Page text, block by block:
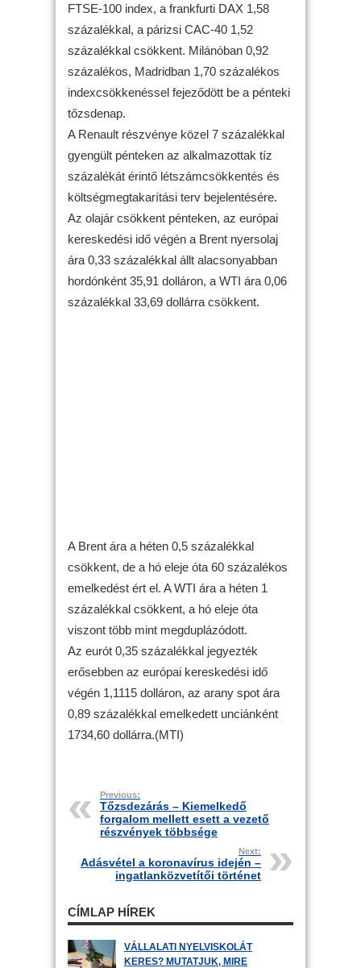
FTSE-100 index, a frankfurti DAX 1,58
százalékkal, a párizsi CAC-40 1,52
százalékkal csökkent. Milánóban 0,92
százalékos, Madridban 1,70 százalékos
indexcsökkenéssel fejeződött be a pénteki
tőzsdenap.
A Renault részvénye közel 7 százalékkal
gyengült pénteken az alkalmazottak tíz
százalékát érintő létszámcsökkentés és
költségmegtakarítási terv bejelentésére.
Az olajár csökkent pénteken, az európai
kereskedési idő végén a Brent nyersolaj
ára 0,33 százalékkal állt alacsonyabban
hordónként 35,91 dolláron, a WTI ára 0,06
százalékkal 33,69 dollárra csökkent.
A Brent ára a héten 0,5 százalékkal
csökkent, de a hó eleje óta 60 százalékos
emelkedést ért el. A WTI ára a héten 1
százalékkal csökkent, a hó eleje óta
viszont több mint megduplázódott.
Az eurót 0,35 százalékkal jegyezték
erősebben az európai kereskedési idő
végén 1,1115 dolláron, az arany spot ára
0,89 százalékkal emelkedett unciánként
1734,60 dollárra.(MTI)
Previous:
Tőzsdezárás – Kiemelkedő
forgalom mellett esett a vezető
részvények többsége
Next:
Adásvétel a koronavírus idején –
ingatlanközvetítői történet
CÍMLAP HÍREK
VÁLLALATI NYELVISKOLÁT
KERES? MUTATJUK, MIRE